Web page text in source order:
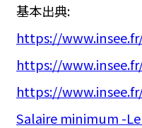
基本出典:
https://
https://
https://
Salaire minimum -